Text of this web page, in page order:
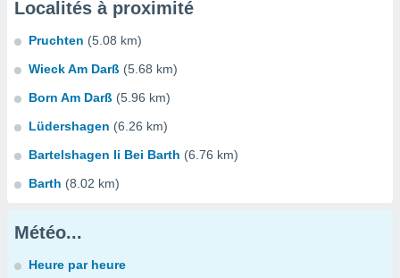
Localités à proximité
Pruchten (5.08 km)
Wieck Am Darß (5.68 km)
Born Am Darß (5.96 km)
Lüdershagen (6.26 km)
Bartelshagen Ii Bei Barth (6.76 km)
Barth (8.02 km)
Météo...
Heure par heure